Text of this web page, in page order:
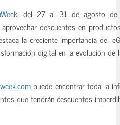
, del 27 al 31 de agosto de
descuentos en
la creciente importancia del
digital en la evolución de
puede encontrar toda la
que tendrán descuentos